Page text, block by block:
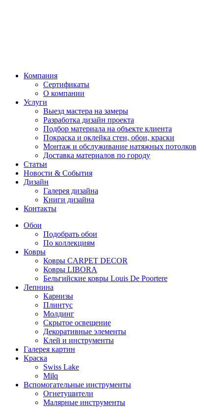
Компания
Сертификаты
О компании
Услуги
Выезд мастера на замеры
Разработка дизайн проекта
Подбор материала на объекте клиента
Покраска и оклейка стен, обои, краски
Монтаж и обслуживание натяжных потолков
Доставка материалов по городу
Статьи
Новости & События
Дизайн
Галерея дизайна
Книги дизайна
Контакты
Обои
Подобрать обои
По коллекциям
Ковры
Ковры CARPET DECOR
Ковры LIBORA
Бельгийские ковры Louis De Poortere
Лепнина
Карнизы
Плинтус
Молдинг
Скрытое освещение
Декоративные элементы
Клей и инструменты
Галерея картин
Краска
Swiss Lake
Milq
Вспомогательные инструменты
Огнетушители
Малярные инструменты